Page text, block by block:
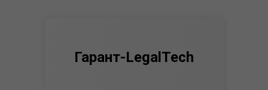
Гарант-LegalTech